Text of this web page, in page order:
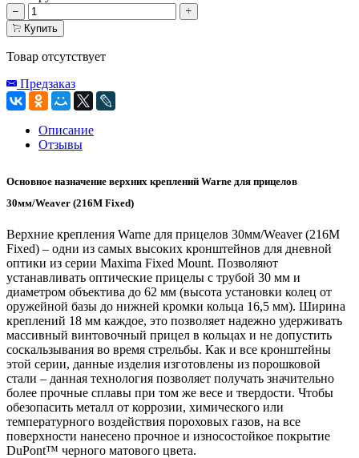
Купить
Товар отсутствует
Предзаказ
Описание
Отзывы
Основное назначение верхних креплений Warne для прицелов
30мм/Weaver (216M Fixed)
Верхние крепления Warne для прицелов 30мм/Weaver (216M
Fixed) – одни из самых высоких кронштейнов для дневной
оптики из серии Maxima Fixed Mount. Позволяют
устанавливать оптические прицелы с трубой 30 мм и
диаметром объектива до 62 мм (высота установки колец от
оружейной базы до нижней кромки кольца 16,5 мм). Ширина
креплений 18 мм каждое, это позволяет надежно удерживать
массивный винтовочный прицел в кольцах и не допустить
соскальзывания во время стрельбы. Как и все кронштейны
этой серии, данные изделия изготовлены из порошковой
стали – данная технология позволяет получать значительно
более прочные сплавы при том же весе и твердости. Чтобы
обезопасить металл от коррозии, химического или
температурного воздействия пороховых газов, на все
поверхности нанесено прочное и износостойкое покрытие
DuPont™ черного матового цвета.